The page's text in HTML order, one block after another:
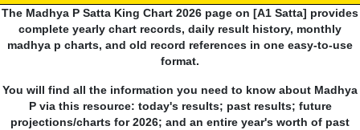
The Madhya P Satta King Chart 2026 page on [A1 Satta] provides
complete yearly chart records, daily result history, monthly
madhya p charts, and old record references in one easy-to-use
format.
You will find all the information you need to know about Madhya
P via this resource: today's results; past results; future
projections/charts for 2026; and an entire year's worth of past